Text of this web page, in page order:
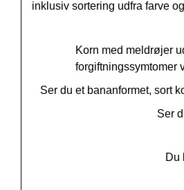
inklusiv sortering udfra farve
Korn med meldrøjer
forgiftningssymtomer
Ser du et bananformet, sort
Ser
Du